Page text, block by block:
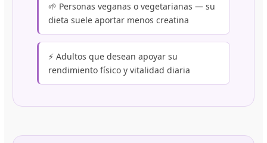
🌱 Personas veganas o vegetarianas — su
dieta suele aportar menos creatina
⚡ Adultos que desean apoyar su
rendimiento físico y vitalidad diaria